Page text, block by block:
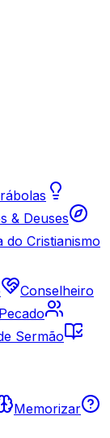
& Deuses
do Cristianismo
Conselheiro
Sermão
Memorizar